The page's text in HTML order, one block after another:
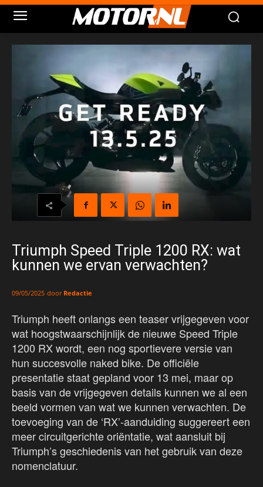
Triumph Speed Triple 1200 RX: wat
kunnen we ervan verwachten?
09/05/2025 door Redactie
Triumph heeft onlangs een teaser vrijgegeven voor
wat hoogstwaarschijnlijk de nieuwe Speed Triple
1200 RX wordt, een nog sportievere versie van
hun succesvolle naked bike. De officiële
presentatie staat gepland voor 13 mei, maar op
basis van de vrijgegeven details kunnen we al een
beeld vormen van wat we kunnen verwachten. De
toevoeging van de ‘RX’-aanduiding suggereert een
meer circuitgerichte oriëntatie, wat aansluit bij
Triumph’s geschiedenis van het gebruik van deze
nomenclatuur.